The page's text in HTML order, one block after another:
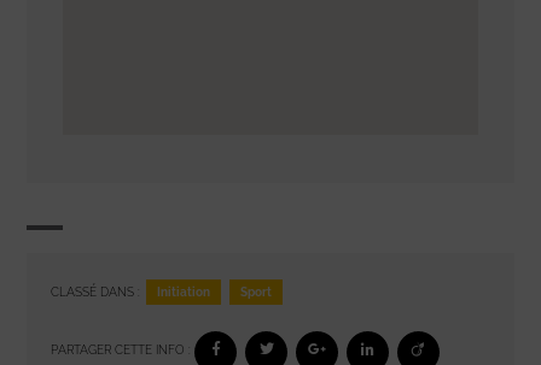
CLASSÉ DANS : Initiation Sport
PARTAGER CETTE INFO :